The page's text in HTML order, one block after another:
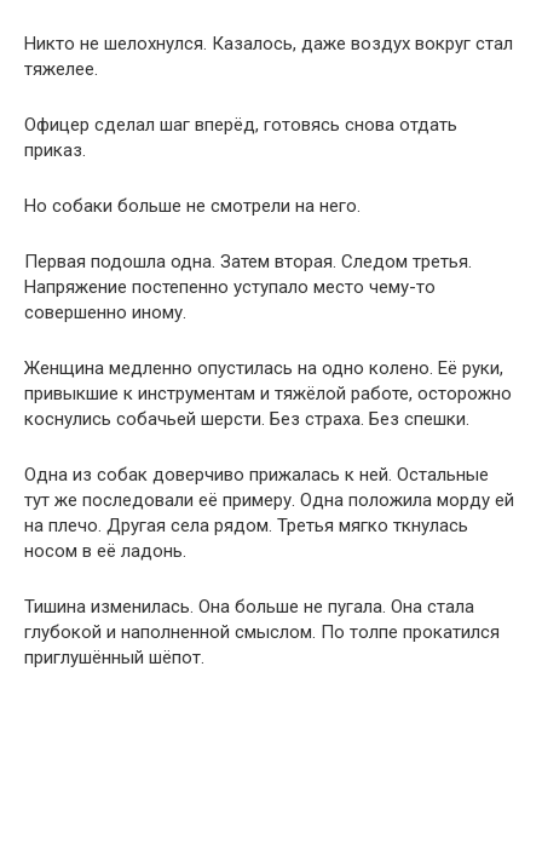
Никто не шелохнулся. Казалось, даже воздух вокруг стал
тяжелее.
Офицер сделал шаг вперёд, готовясь снова отдать
приказ.
Но собаки больше не смотрели на него.
Первая подошла одна. Затем вторая. Следом третья.
Напряжение постепенно уступало место чему-то
совершенно иному.
Женщина медленно опустилась на одно колено. Её руки,
привыкшие к инструментам и тяжёлой работе, осторожно
коснулись собачьей шерсти. Без страха. Без спешки.
Одна из собак доверчиво прижалась к ней. Остальные
тут же последовали её примеру. Одна положила морду ей
на плечо. Другая села рядом. Третья мягко ткнулась
носом в её ладонь.
Тишина изменилась. Она больше не пугала. Она стала
глубокой и наполненной смыслом. По толпе прокатился
приглушённый шёпот.